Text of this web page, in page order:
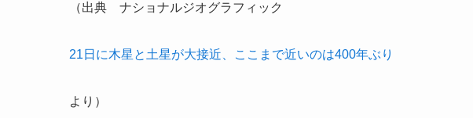
（出典 ナショナルジオグラフィック
21日に木星と土星が大接近、ここまで近いのは400年ぶり
より）